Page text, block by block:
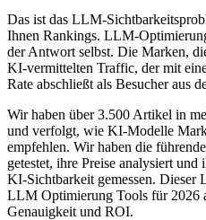
Das ist das LLM-
Ihnen Rankings. LLM-
der Antwort selbst. Die Marken,
KI-vermittelten Traffic, der mit
Rate abschließt als Besucher aus
Wir haben über 3.500 Artikel in
und verfolgt, wie KI-Modelle
empfehlen. Wir haben die
getestet, ihre Preise analysiert
KI-Sichtbarkeit gemessen. Dieser
LLM Optimierung Tools für 2026
Genauigkeit und ROI.